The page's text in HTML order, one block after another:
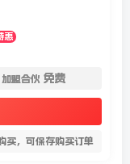
惠
加盟合伙 免费
买，可保存购买订单